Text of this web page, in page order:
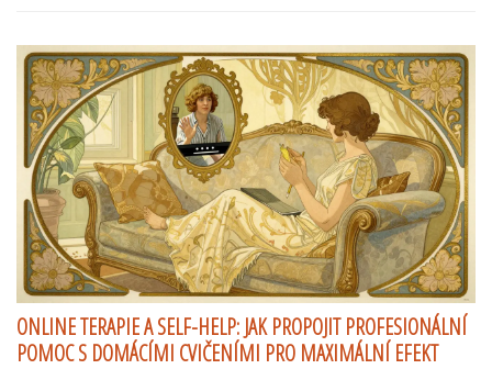
ONLINE TERAPIE A SELF-HELP: JAK PROPOJIT PROFESIONÁLNÍ
POMOC S DOMÁCÍMI CVIČENÍMI PRO MAXIMÁLNÍ EFEKT